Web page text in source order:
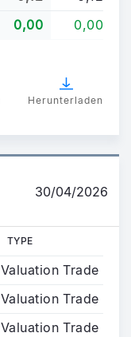
0,00 0,00
Herunterladen
30/04/2026
TYPE
Valuation Trade
Valuation Trade
Valuation Trade